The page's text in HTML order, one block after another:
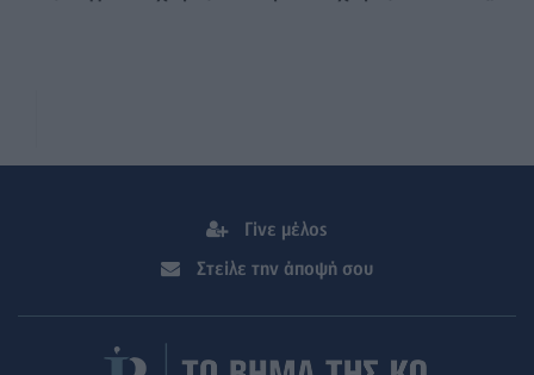
Γίνε μέλος
Στείλε την άποψή σου